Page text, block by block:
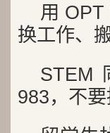
用
换工作、
STEM
983，不要